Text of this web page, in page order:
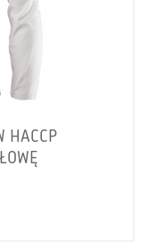
HACCP